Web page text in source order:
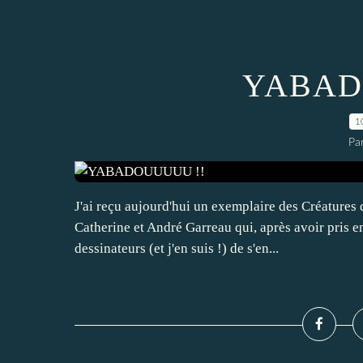
J'ai reçu aujourd'hui un exemplaire des
Catherine et André Garreau qui, après avoir pris
dessinateurs (et j'en suis !) de s'en...